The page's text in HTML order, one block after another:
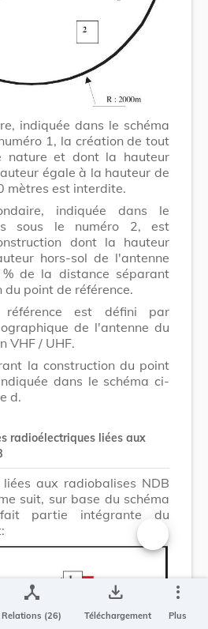
indiquée dans le schéma
1, la création de tout
nature et dont la hauteur
égale à la hauteur de
mètres est interdite.
indiquée dans le
sous le numéro 2, est
dont la hauteur
hors-sol de l'antenne
de la distance séparant
point de référence.
est défini par
de l'antenne du
VHF / UHF.
la construction du point
dans le schéma ci-
d.
radioélectriques liées aux
aux radiobalises NDB
suit, sur base du schéma
partie intégrante du
Changer la
device_hub
Relations (26)
save_alt
Téléchargement
more_vert
Plus